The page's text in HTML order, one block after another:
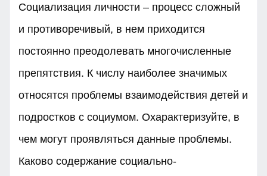
Социализация личности – процесс сложный
и противоречивый, в нем приходится
постоянно преодолевать многочисленные
препятствия. К числу наиболее значимых
относятся проблемы взаимодействия детей и
подростков с социумом. Охарактеризуйте, в
чем могут проявляться данные проблемы.
Каково содержание социально-